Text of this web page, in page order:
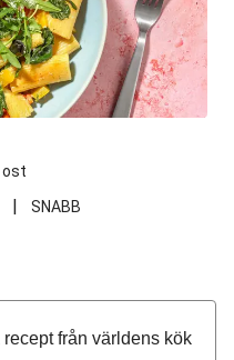
ost
| SNABB
från världens kök